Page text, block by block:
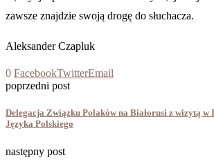
zawsze znajdzie swoją drogę do słuchacza.
Aleksander Czapluk
0 FacebookTwitterEmail
poprzedni post
Delegacja Związku Polaków na Białorusi z wizytą w
Języka Polskiego
następny post